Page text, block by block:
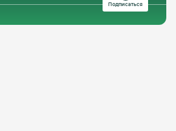
Подписаться